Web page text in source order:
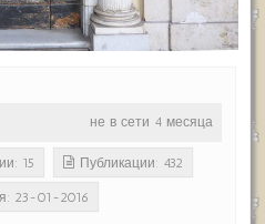
не в сети 4 месяца
15 Публикации: 432
23-01-2016